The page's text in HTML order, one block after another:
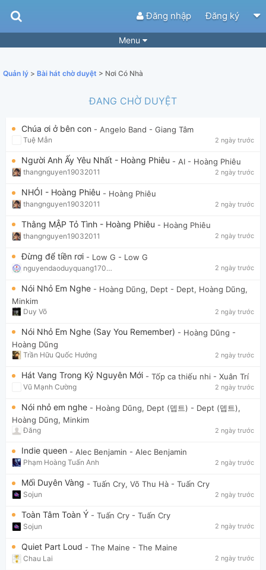
Đăng nhập Đăng ký
Menu
Tìm theo hợp âm Tải ứng dụng
Yêu cầu hợp âm
Khóa học
Tắt quảng cáo
Quản lý > Bài hát chờ duyệt > Nơi Có Nhà
ĐANG CHỜ DUYỆT
Chúa ơi ở bên con - Angelo Band - Giang Tâm
Tuệ Mẫn 2 ngày trước
Người Anh Ấy Yêu Nhất - Hoàng Phiêu - AI - Hoàng Phiêu
thangnguyen19032011 2 ngày trước
NHÓI - Hoàng Phiêu - Hoàng Phiêu
thangnguyen19032011 2 ngày trước
Thằng MẬP Tỏ Tình - Hoàng Phiêu - Hoàng Phiêu
thangnguyen19032011 2 ngày trước
Đừng để tiền rơi - Low G - Low G
nguyendaoduyquang17021 2 ngày trước
Nói Nhỏ Em Nghe - Hoàng Dũng, Dept - Dept, Hoàng Dũng,
Minkim
Duy Võ 2 ngày trước
Nói Nhỏ Em Nghe (Say You Remember) - Hoàng Dũng -
Hoàng Dũng
Trần Hữu Quốc Hướng 2 ngày trước
Hát Vang Trong Kỷ Nguyên Mới - Tốp ca thiếu nhi - Xuân Trí
Vũ Mạnh Cường 2 ngày trước
Nói nhỏ em nghe - Hoàng Dũng, Dept (뎁트) - Dept (뎁트),
Hoàng Dũng, Minkim
Đăng 2 ngày trước
Indie queen - Alec Benjamin - Alec Benjamin
Phạm Hoàng Tuấn Anh 2 ngày trước
Mối Duyên Vàng - Tuấn Cry, Võ Thu Hà - Tuấn Cry
Sojun 2 ngày trước
Toàn Tâm Toàn Ý - Tuấn Cry - Tuấn Cry
Sojun 2 ngày trước
Quiet Part Loud - The Maine - The Maine
Chau Lai 2 ngày trước